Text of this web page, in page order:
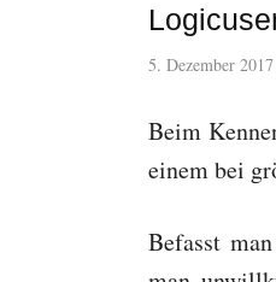
5. Dezember 2017
Beim
einem bei
Befasst